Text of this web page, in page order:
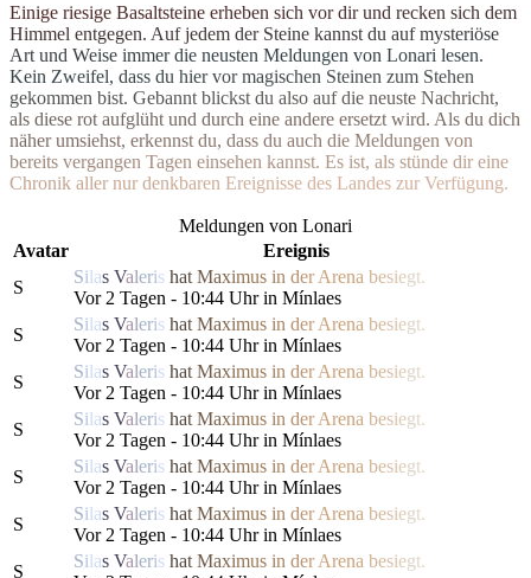
Einige riesige Basaltsteine erheben sich vor dir und recken sich dem
Himmel entgegen. Auf jedem der Steine kannst du auf mysteriöse
Art und Weise immer die neusten Meldungen von Lonari lesen.
Kein Zweifel, dass du hier vor magischen Steinen zum Stehen
gekommen bist. Gebannt blickst du also auf die neuste Nachricht,
als diese rot aufglüht und durch eine andere ersetzt wird. Als du dich
näher umsiehst, erkennst du, dass du auch die Meldungen von
bereits vergangen Tagen einsehen kannst. Es ist, als stünde dir eine
Chronik aller nur denkbaren Ereignisse des Landes zur Verfügung.
Meldungen von Lonari
Avatar
Ereignis
S
Silas Valeris hat Maximus in derArena besiegt.
Vor 2 Tagen - 10:44 Uhr in Mínlaes
S
Silas Valeris hat Maximus in derArena besiegt.
Vor 2 Tagen - 10:44 Uhr in Mínlaes
S
Silas Valeris hat Maximus in derArena besiegt.
Vor 2 Tagen - 10:44 Uhr in Mínlaes
S
Silas Valeris hat Maximus in derArena besiegt.
Vor 2 Tagen - 10:44 Uhr in Mínlaes
S
Silas Valeris hat Maximus in derArena besiegt.
Vor 2 Tagen - 10:44 Uhr in Mínlaes
S
Silas Valeris hat Maximus in derArena besiegt.
Vor 2 Tagen - 10:44 Uhr in Mínlaes
S
Silas Valeris hat Maximus in derArena besiegt.